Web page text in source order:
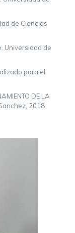
de Ciencias
Universidad de
para el
DE LA
2018